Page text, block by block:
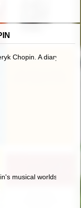
Chopin. A diary in
musical worlds the
[1810-1849]